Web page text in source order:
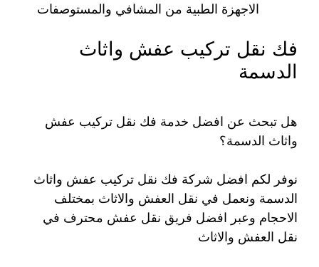
الاجهزة الطبية من المشافي والمستوصفات
فك نقل تركيب عفش واثاث
الدسمة
هل تبحث عن افضل خدمة فك نقل تركيب عفش
واثاث الدسمة؟
نوفر لكم افضل شركة فك نقل تركيب عفش واثاث
الدسمة ونعمل في نقل العفش والاثاث بمختلف
الاحجام وعبر افضل فريق نقل عفش محترف في
نقل العفش والاثاث